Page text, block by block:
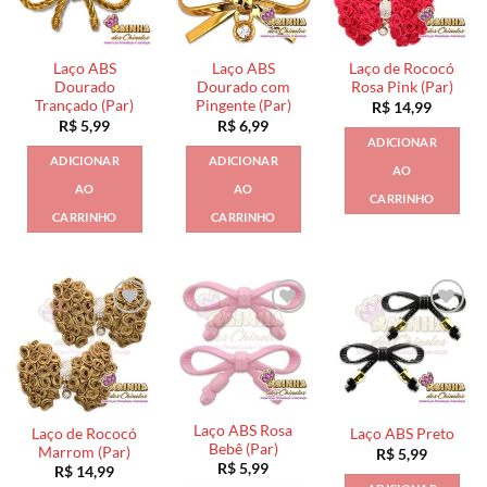
Laço ABS
Dourado
Trançado (Par)
R$5,99
ADICIONAR
AO
CARRINHO
Laço ABS
Dourado com
Pingente (Par)
R$6,99
ADICIONAR
AO
CARRINHO
Laço de Rococó
Rosa Pink (Par)
R$ 14,99
ADICIONAR
AO
CARRINHO
Laço de Rococó
Marrom (Par)
R$ 14,99
Laço ABS Rosa
Bebê (Par)
R$5,99
Laço ABS Preto
R$5,99